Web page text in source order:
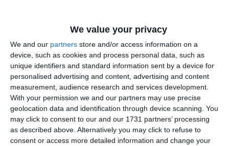
We value your privacy
We and our partners store and/or access information on a
device, such as cookies and process personal data, such as
unique identifiers and standard information sent by a device for
personalised advertising and content, advertising and content
measurement, audience research and services development.
With your permission we and our partners may use precise
geolocation data and identification through device scanning. You
may click to consent to our and our 1731 partners’ processing
as described above. Alternatively you may click to refuse to
consent or access more detailed information and change your
Citește șI.